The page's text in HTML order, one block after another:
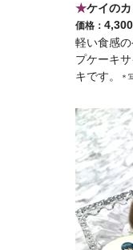
★ケイの
価格：
軽い食感
プケーキ
キです。
＊